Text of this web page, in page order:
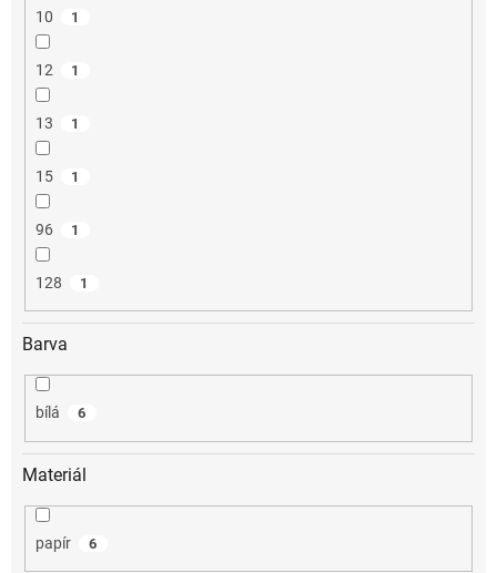
10 1
12 1
13 1
15 1
96 1
128 1
Barva
bílá 6
Materiál
papír 6